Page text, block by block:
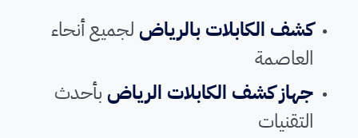
كشف الكابلات بالرياضلجميع أنحاء
العاصمة
جهاز كشف الكابلات الرياضبأحدث
التقنيات